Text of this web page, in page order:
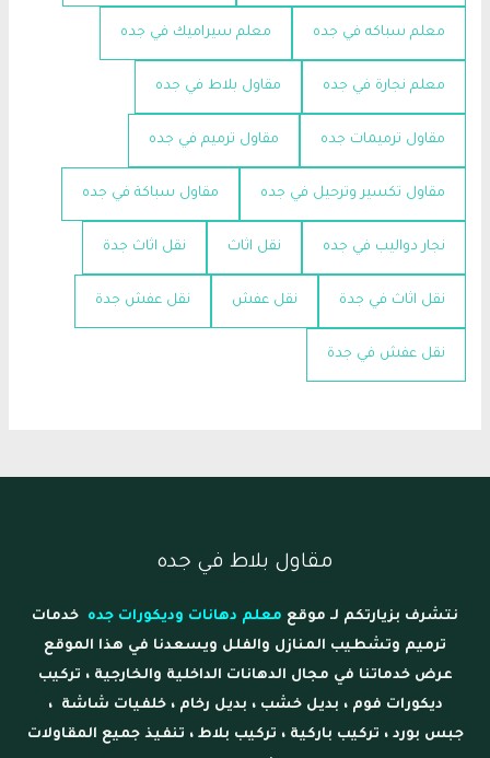
معلم سباكه في جده معلم سيراميك في جده
معلم نجارة في جده مقاول بلاط في جده
مقاول ترميمات جده مقاول ترميم في جده
مقاول تكسير وترحيل في جده مقاول سباكة في جده
نجار دواليب في جده نقل اثاث نقل اثاث جدة
نقل اثاث في جدة نقل عفش نقل عفش جدة
نقل عفش في جدة
مقاول بلاط في جده
نتشرف بزيارتكم لـ موقع معلم دهانات وديكورات جده
خدمات
ترميم وتشطيب المنازل والفلل ويسعدنا في هذا الموقع
عرض خدماتنا في مجال الدهانات الداخلية والخارجية ، تركيب
ديكورات فوم ، بديل خشب ، بديل رخام ، خلفيات شاشة ،
جبس بورد ، تركيب باركية ، تركيب بلاط ، تنفيذ جميع المقاولات